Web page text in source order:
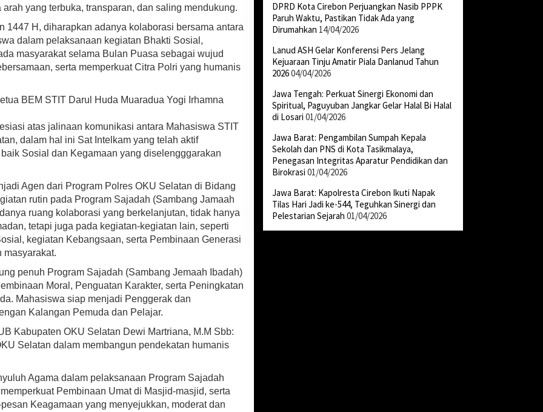
yang terbuka, transparan, dan saling mendukung.
1447 H, diharapkan adanya kolaborasi bersama antara
dalam pelaksanaan kegiatan Bhakti Sosial,
masyarakat selama Bulan Puasa sebagai wujud
serta memperkuat Citra Polri yang humanis
BEM STIT Darul Huda Muaradua Yogi Irhamna
atas jalinaan komunikasi antara Mahasiswa STIT
dalam hal ini Sat Intelkam yang telah aktif
Sosial dan Kegamaan yang diselengggarakan
Agen dari Program Polres OKU Selatan di Bidang
rutin pada Program Sajadah (Sambang Jamaah
ruang kolaborasi yang berkelanjutan, tidak hanya
tetapi juga pada kegiatan-kegiatan lain, seperti
kegiatan Kebangsaan, serta Pembinaan Generasi
masyarakat.
penuh Program Sajadah (Sambang Jemaah Ibadah)
Moral, Penguatan Karakter, serta Peningkatan
Mahasiswa siap menjadi Penggerak dan
Kalangan Pemuda dan Pelajar.
Kabupaten OKU Selatan Dewi Martriana, M.M Sbb:
Selatan dalam membangun pendekatan humanis
Agama dalam pelaksanaan Program Sajadah
Pembinaan Umat di Masjid-masjid, serta
Keagamaan yang menyejukkan, moderat dan
DPRD Kota Cirebon Perjuangkan Nasib PPPK
Paruh Waktu, Pastikan Tidak Ada yang
Dirumahkan 14/04/2026
Lanud ASH Gelar Konferensi Pers Jelang
Kejuaraan Tinju Amatir Piala Danlanud Tahun
202604/04/2026
Jawa Tengah: Perkuat Sinergi Ekonomi dan
Spiritual, Paguyuban Jangkar Gelar Halal Bi Halal
di Losari 01/04/2026
Jawa Barat: Pengambilan Sumpah Kepala
Sekolah dan PNS di Kota Tasikmalaya,
Penegasan Integritas Aparatur Pendidikan dan
Birokrasi 01/04/2026
Jawa Barat: Kapolresta Cirebon Ikuti Napak
Tilas Hari Jadi ke-544, Teguhkan Sinergi dan
Pelestarian Sejarah 01/04/2026